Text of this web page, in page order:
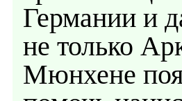
Германии и
не только
Мюнхене